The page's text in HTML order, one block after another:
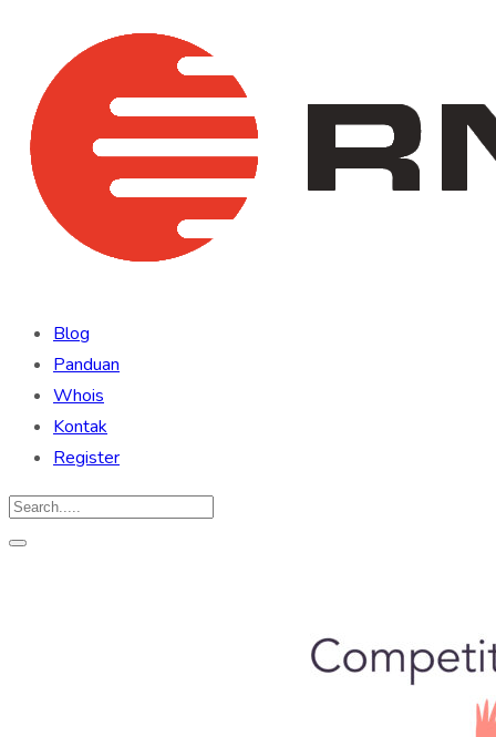
Blog
Panduan
Whois
Kontak
Register